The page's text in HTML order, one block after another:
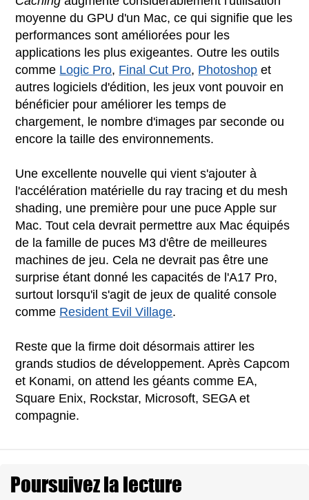
moyenne du GPU d'un Mac, ce qui signifie que les
performances sont améliorées pour les
applications les plus exigeantes. Outre les outils
comme Logic Pro, Final Cut Pro, Photoshop et
autres logiciels d'édition, les jeux vont pouvoir en
bénéficier pour améliorer les temps de
chargement, le nombre d'images par seconde ou
encore la taille des environnements.
Une excellente nouvelle qui vient s'ajouter à
l'accélération matérielle du ray tracing et du mesh
shading, une première pour une puce Apple sur
Mac. Tout cela devrait permettre aux Mac équipés
de la famille de puces M3 d'être de meilleures
machines de jeu. Cela ne devrait pas être une
surprise étant donné les capacités de l'A17 Pro,
surtout lorsqu'il s'agit de jeux de qualité console
comme Resident Evil Village.
Reste que la firme doit désormais attirer les
grands studios de développement. Après Capcom
et Konami, on attend les géants comme EA,
Square Enix, Rockstar, Microsoft, SEGA et
compagnie.
Poursuivez la lecture